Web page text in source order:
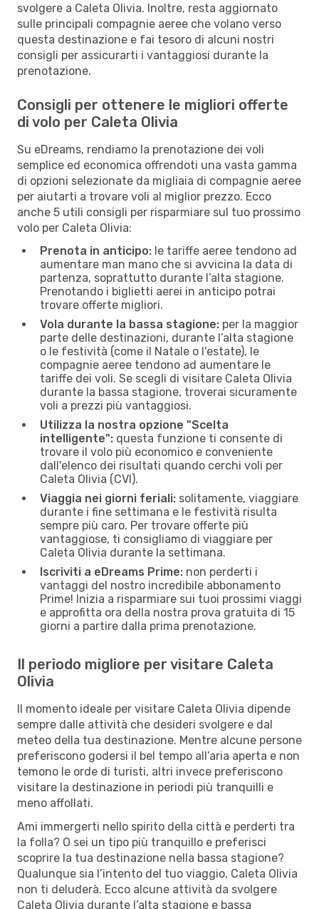
svolgere a Caleta Olivia. Inoltre, resta aggiornato
sulle principali compagnie aeree che volano verso
questa destinazione e fai tesoro di alcuni nostri
consigli per assicurarti i vantaggiosi durante la
prenotazione.
Consigli per ottenere le migliori offerte
di volo per Caleta Olivia
Su eDreams, rendiamo la prenotazione dei voli
semplice ed economica offrendoti una vasta gamma
di opzioni selezionate da migliaia di compagnie aeree
per aiutarti a trovare voli al miglior prezzo. Ecco
anche 5 utili consigli per risparmiare sul tuo prossimo
volo per Caleta Olivia:
Prenota in anticipo: le tariffe aeree tendono ad
aumentare man mano che si avvicina la data di
partenza, soprattutto durante l’alta stagione.
Prenotando i biglietti aerei in anticipo potrai
trovare offerte migliori.
Vola durante la bassa stagione: per la maggior
parte delle destinazioni, durante l’alta stagione
o le festività (come il Natale o l'estate), le
compagnie aeree tendono ad aumentare le
tariffe dei voli. Se scegli di visitare Caleta Olivia
durante la bassa stagione, troverai sicuramente
voli a prezzi più vantaggiosi.
Utilizza la nostra opzione "Scelta
intelligente": questa funzione ti consente di
trovare il volo più economico e conveniente
dall'elenco dei risultati quando cerchi voli per
Caleta Olivia (CVI).
Viaggia nei giorni feriali: solitamente, viaggiare
durante i fine settimana e le festività risulta
sempre più caro. Per trovare offerte più
vantaggiose, ti consigliamo di viaggiare per
Caleta Olivia durante la settimana.
Iscriviti a eDreams Prime: non perderti i
vantaggi del nostro incredibile abbonamento
Prime! Inizia a risparmiare sui tuoi prossimi viaggi
e approfitta ora della nostra prova gratuita di 15
giorni a partire dalla prima prenotazione.
Il periodo migliore per visitare Caleta
Olivia
Il momento ideale per visitare Caleta Olivia dipende
sempre dalle attività che desideri svolgere e dal
meteo della tua destinazione. Mentre alcune persone
preferiscono godersi il bel tempo all’aria aperta e non
temono le orde di turisti, altri invece preferiscono
visitare la destinazione in periodi più tranquilli e
meno affollati.
Ami immergerti nello spirito della città e perderti tra
la folla? O sei un tipo più tranquillo e preferisci
scoprire la tua destinazione nella bassa stagione?
Qualunque sia l’intento del tuo viaggio, Caleta Olivia
non ti deluderà. Ecco alcune attività da svolgere
Caleta Olivia durante l’alta stagione e bassa